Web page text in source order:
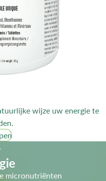
wijze uw energie te
micronutriënten